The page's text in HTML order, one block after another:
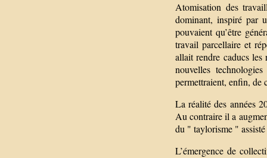
Atomisation des
dominant, inspiré par
pouvaient qu’être
travail parcellaire et
allait rendre caducs les
nouvelles
permettraient, enfin, de
La réalité des années
Au contraire il a
du " taylorisme "
L’émergence de